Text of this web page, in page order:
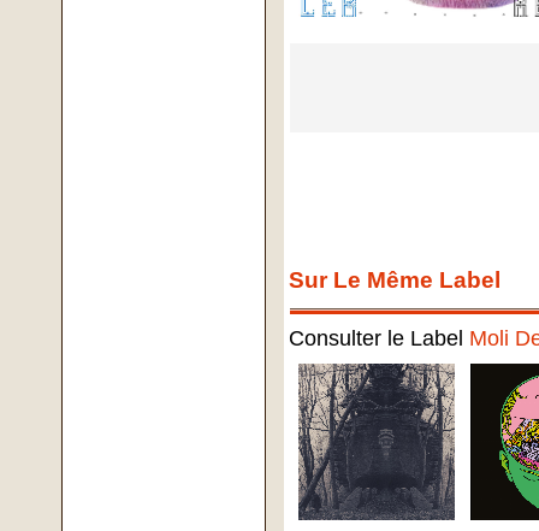
Sur Le Même Label
Consulter le Label Moli